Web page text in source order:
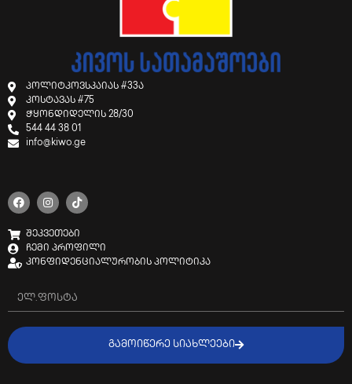
პოლიტკოვსკაიას #33ა
კოსტავას #75
ჭყონდიდელის 28/30
544 44 38 01
info@kiwo.ge
შეკვეთები
ჩემი პროფილი
კონფიდენციალურობის პოლიტიკა
ᲒᲐᲛᲝᲘᲬᲔᲠᲔ ᲡᲘᲐᲮᲚᲔᲔᲑᲘ